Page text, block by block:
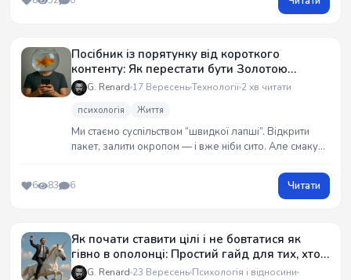
Посібник із порятунку від короткого
контенту: Як перестати бути Золотою
рибкою
G. Renard 17 ВересеньТехнології 2 хв читати
психологія Життя
Ми стаємо суспільством “швидкої лапші”. Відкрити
пакет, залити окропом — і вже ніби сито. Але смаку
людиною починає здаватися нудною. Бо в ній немає
монтажу, титрів і драматичної музики.
6 83 6 Читати
Як почати ставити цілі і не бовтатися як
гівно в ополонці: Простий гайд для тих, хто
втомився бухати у грудні
G. Renard 23 Вересень Психологія і відносини